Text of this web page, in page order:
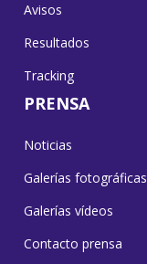
Avisos
Resultados
Tracking
PRENSA
Noticias
Galerías fotográficas
Galerías vídeos
Contacto prensa